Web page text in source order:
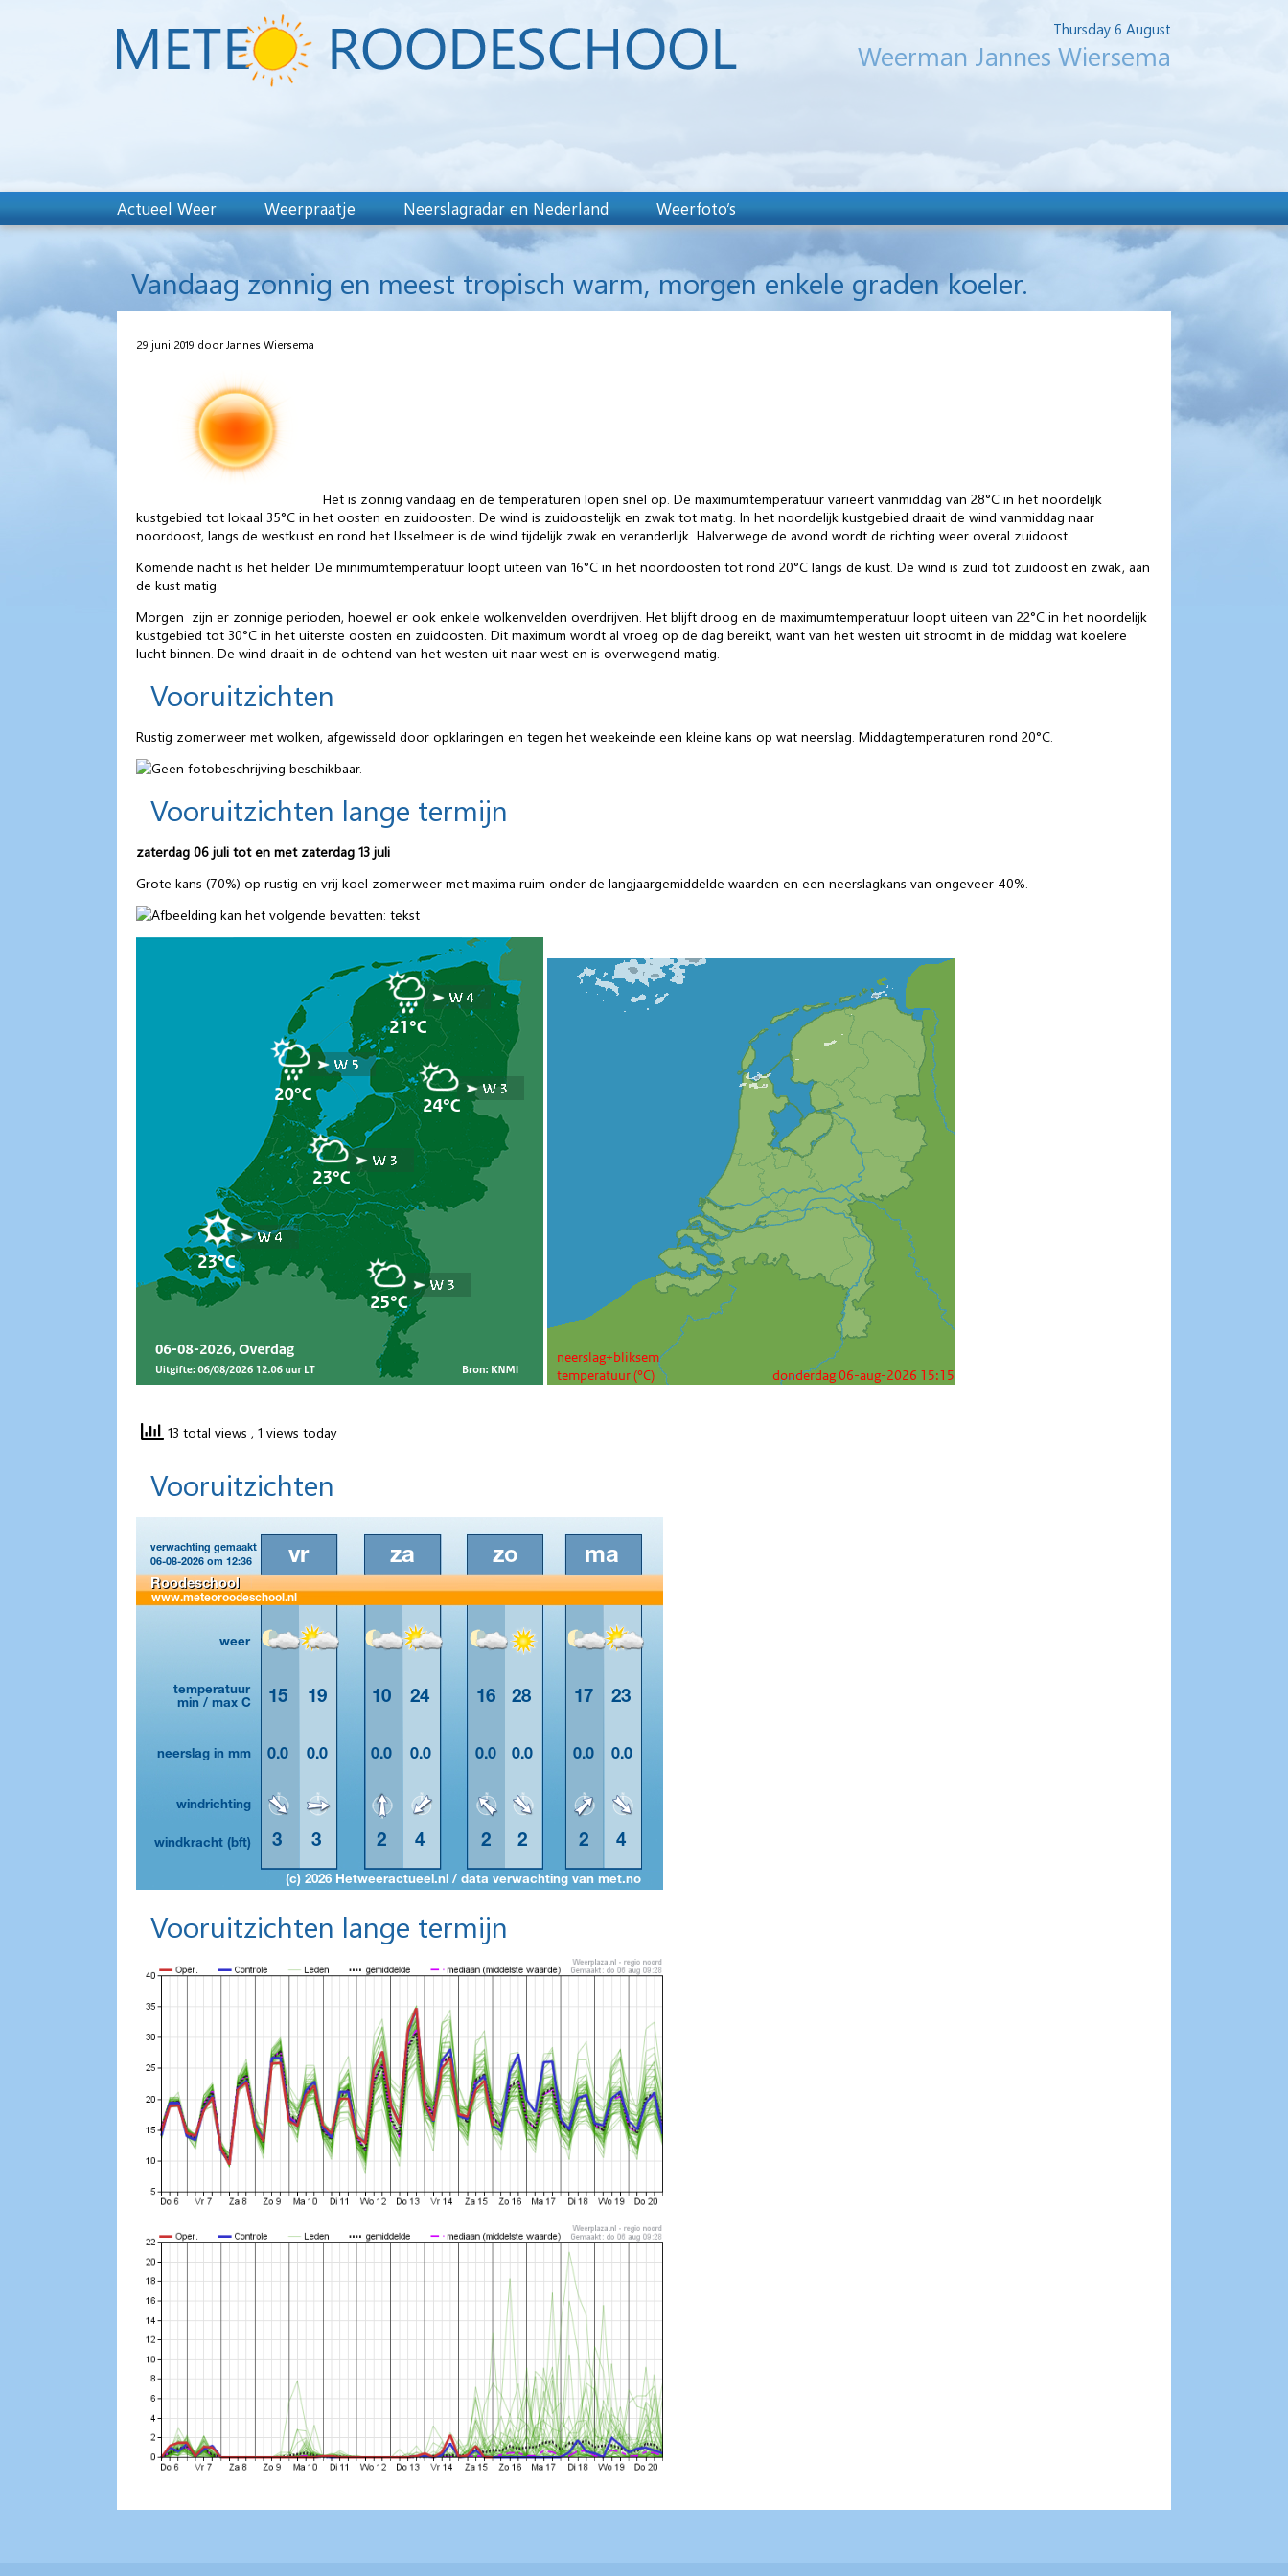
Thursday 6 August
Weerman Jannes Wiersema
Actueel Weer Weerpraatje Neerslagradar en Nederland Weerfoto’s
Vandaag zonnig en meest tropisch warm, morgen enkele graden koeler.
29 juni 2019 door Jannes Wiersema
Het is zonnig vandaag en de temperaturen lopen snel op. De maximumtemperatuur varieert vanmiddag van 28°C in het noordelijk
kustgebied tot lokaal 35°C in het oosten en zuidoosten. De wind is zuidoostelijk en zwak tot matig. In het noordelijk kustgebied draait de wind vanmiddag naar
noordoost, langs de westkust en rond het IJsselmeer is de wind tijdelijk zwak en veranderlijk. Halverwege de avond wordt de richting weer overal zuidoost.
Komende nacht is het helder. De minimumtemperatuur loopt uiteen van 16°C in het noordoosten tot rond 20°C langs de kust. De wind is zuid tot zuidoost en zwak, aan
de kust matig.
Morgen zijn er zonnige perioden, hoewel er ook enkele wolkenvelden overdrijven. Het blijft droog en de maximumtemperatuur loopt uiteen van 22°C in het noordelijk
kustgebied tot 30°C in het uiterste oosten en zuidoosten. Dit maximum wordt al vroeg op de dag bereikt, want van het westen uit stroomt in de middag wat koelere
lucht binnen. De wind draait in de ochtend van het westen uit naar west en is overwegend matig.
Vooruitzichten
Rustig zomerweer met wolken, afgewisseld door opklaringen en tegen het weekeinde een kleine kans op wat neerslag. Middagtemperaturen rond 20°C.
Vooruitzichten lange termijn
zaterdag 06 juli tot en met zaterdag 13 juli
Grote kans (70%) op rustig en vrij koel zomerweer met maxima ruim onder de langjaargemiddelde waarden en een neerslagkans van ongeveer 40%.
13 total views , 1 views today
Vooruitzichten
Vooruitzichten lange termijn